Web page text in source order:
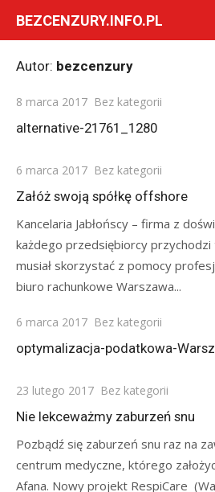
BEZCENZURY.INFO.PL
Autor: bezcenzury
Posted
on
8 marca 2017 Bez kategorii
alternative-21761_1280
Posted
on
6 marca 2017 Bez kategorii
Załóż swoją spółkę offshore
Kancelaria Jabłońscy – firma z
każdego przedsiębiorcy
musiał skorzystać z pomocy
biuro rachunkowe Warszawa...
Posted
6 marca 2017 Bez kategorii
optymalizacja-podatkowa-
Posted
on
23 lutego 2017 Bez kategorii
Nie lekceważmy zaburzeń snu
Pozbądź się zaburzeń snu raz na
centrum medyczne, którego
Afana. Nowy projekt RespiCare